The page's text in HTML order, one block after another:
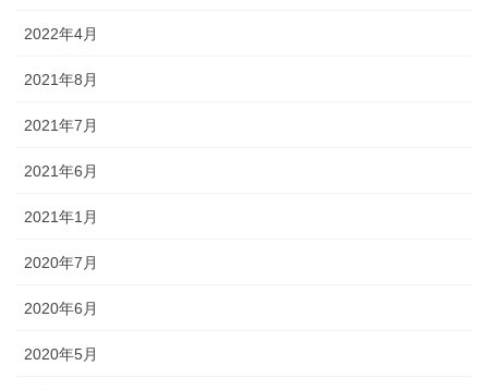
2022年4月
2021年8月
2021年7月
2021年6月
2021年1月
2020年7月
2020年6月
2020年5月